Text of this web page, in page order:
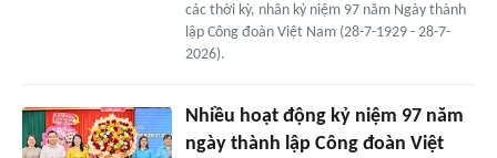
các thời kỳ, nhân kỷ niệm 97 năm Ngày thành
lập Công đoàn Việt Nam (28-7-1929 - 28-7-
2026).
Nhiều hoạt động kỷ niệm 97 năm
ngày thành lập Công đoàn Việt